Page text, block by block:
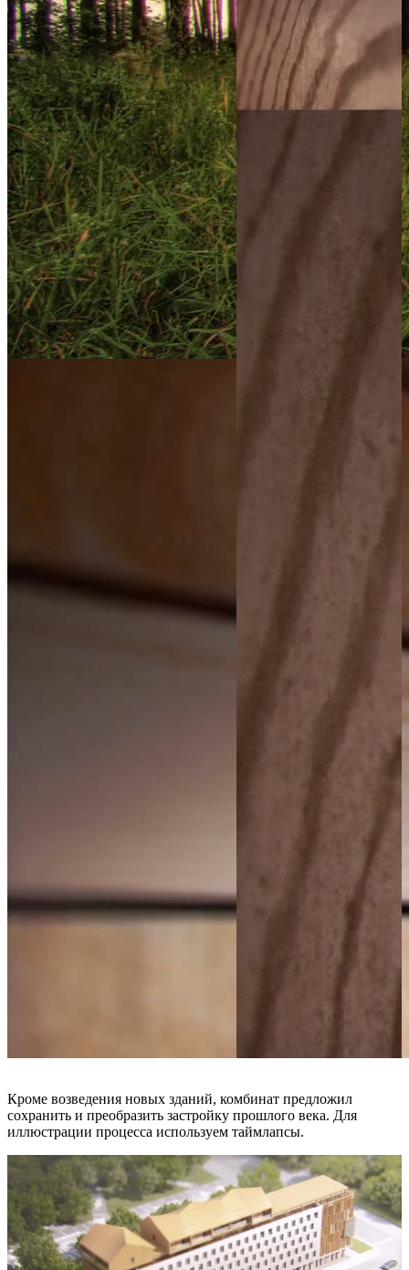
Кроме возведения новых зданий, комбинат предложил
сохранить и преобразить застройку прошлого века. Для
иллюстрации процесса используем таймлапсы.